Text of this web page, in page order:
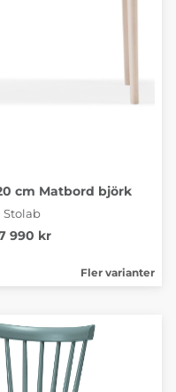
cm Matbord björk
Stolab
990 kr
Fler varianter